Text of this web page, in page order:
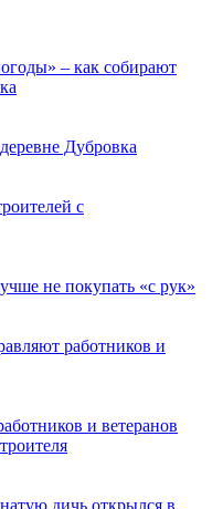
– как собирают
Дубровка
с
не покупать «с рук»
работников и
и ветеранов
дичь открылся в